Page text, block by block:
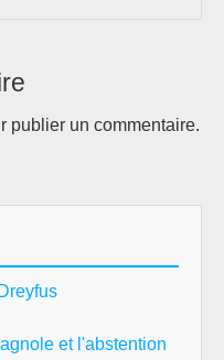
publier un commentaire.
et l'abstention